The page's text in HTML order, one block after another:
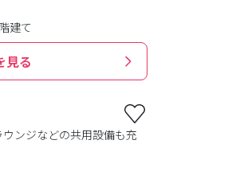
建て
見る
ンジなどの共用設備も充